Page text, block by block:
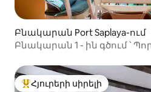
Բնակարան Port Saplaya-ում
Բնակարան 1 - ին գծում ՝
Հյուրերի սիրելի լավագույն
Հյուրերի սիրելի